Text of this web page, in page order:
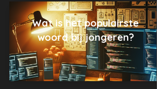
Wat is het populairste
woord bij jongeren?